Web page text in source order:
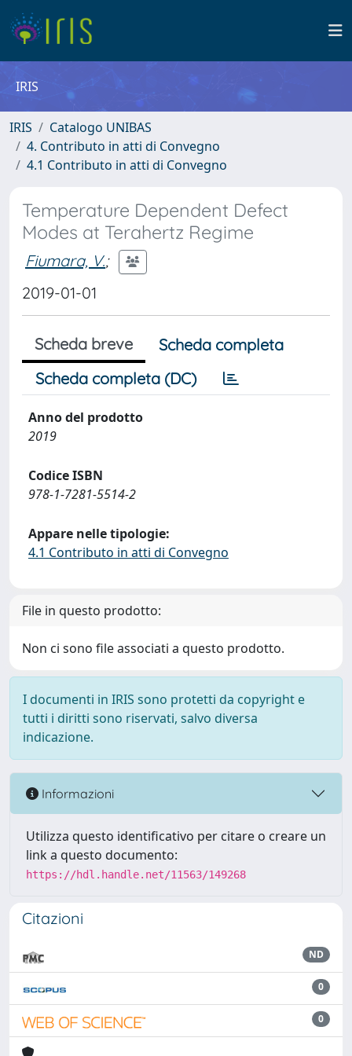
IRIS
IRIS
Catalogo UNIBAS
4. Contributo in atti di Convegno
4.1 Contributo in atti di Convegno
Temperature Dependent Defect
Modes at Terahertz Regime
Fiumara, V.;
2019-01-01
Scheda breve
Scheda completa
Scheda completa (DC)
Anno del prodotto
2019
Codice ISBN
978-1-7281-5514-2
Appare nelle tipologie:
4.1 Contributo in atti di Convegno
File in questo prodotto:
Non ci sono file associati a questo prodotto.
I documenti in IRIS sono protetti da copyright e
tutti i diritti sono riservati, salvo diversa
indicazione.
Informazioni
Utilizza questo identificativo per citare o creare un
link a questo documento:
https://hdl.handle.net/11563/149268
Citazioni
ND
0
0